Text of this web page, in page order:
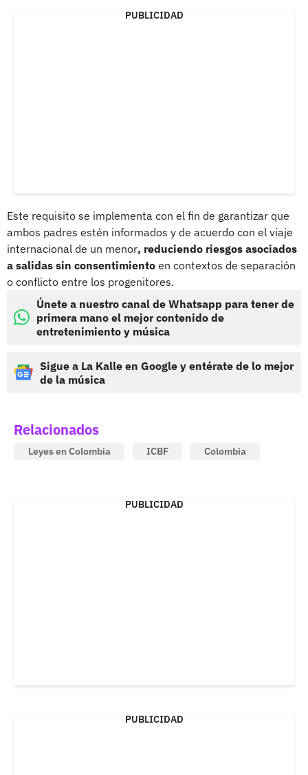
PUBLICIDAD
Este requisito se implementa con el fin de garantizar que
ambos padres estén informados y de acuerdo con el viaje
internacional de un menor, reduciendo riesgos asociados
a salidas sin consentimiento en contextos de separación
o conflicto entre los progenitores.
Únete a nuestro canal de Whatsapp para tener de
primera mano el mejor contenido de
entretenimiento y música
Sigue a La Kalle en Google y entérate de lo mejor
de la música
Relacionados
Leyes en Colombia ICBF Colombia
PUBLICIDAD
PUBLICIDAD